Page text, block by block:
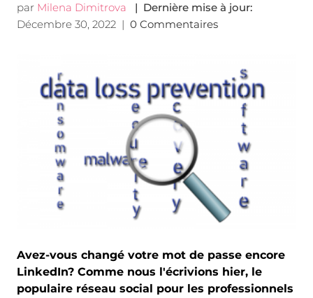
par Milena Dimitrova
| Dernière mise à jour:
Décembre 30, 2022| 0 Commentaires
Avez-vous changé votre mot de passe encore
LinkedIn? Comme nous l'écrivions hier, le
populaire réseau social pour les professionnels